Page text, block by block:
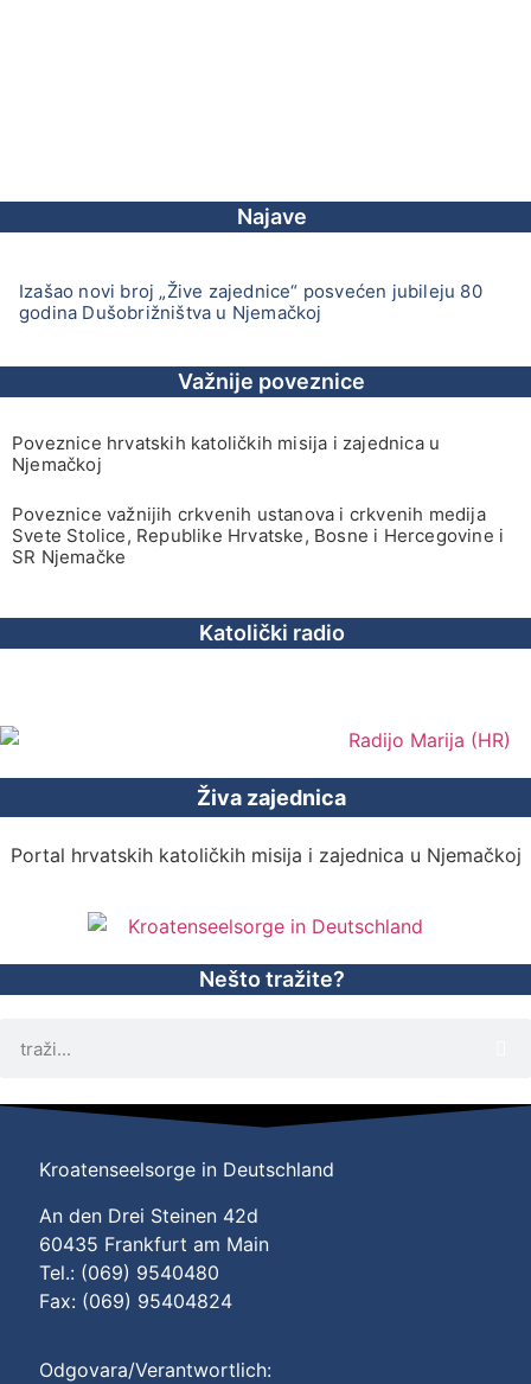
Najave
Izašao novi broj „Žive zajednice“ posvećen jubileju 80
godina Dušobrižništva u Njemačkoj
Važnije poveznice
Poveznice hrvatskih katoličkih misija i zajednica u
Njemačkoj
Poveznice važnijih crkvenih ustanova i crkvenih medija
Svete Stolice, Republike Hrvatske, Bosne i Hercegovine i
SR Njemačke
Katolički radio
Živa zajednica
Portal hrvatskih katoličkih misija i zajednica u Njemačkoj
Nešto tražite?
Kroatenseelsorge in Deutschland
An den Drei Steinen 42d
60435 Frankfurt am Main
Tel.: (069) 9540480
Fax: (069) 95404824
Odgovara/Verantwortlich: